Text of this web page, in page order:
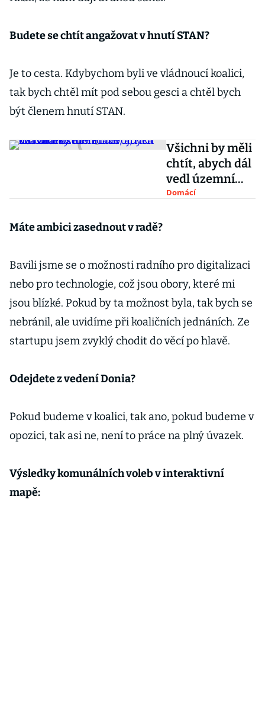
Budete se chtít angažovat v hnutí STAN?
Je to cesta. Kdybychom byli ve vládnoucí koalici,
tak bych chtěl mít pod sebou gesci a chtěl bych
být členem hnutí STAN.
Všichni by měli
chtít, abych dál
vedl územní
rozvoj, říká lídr
Domácí
Máte ambici zasednout v radě?
Bavili jsme se o možnosti radního pro digitalizaci
nebo pro technologie, což jsou obory, které mi
jsou blízké. Pokud by ta možnost byla, tak bych se
nebránil, ale uvidíme při koaličních jednáních. Ze
startupu jsem zvyklý chodit do věcí po hlavě.
Odejdete z vedení Donia?
Pokud budeme v koalici, tak ano, pokud budeme v
opozici, tak asi ne, není to práce na plný úvazek.
Výsledky komunálních voleb v interaktivní
mapě: